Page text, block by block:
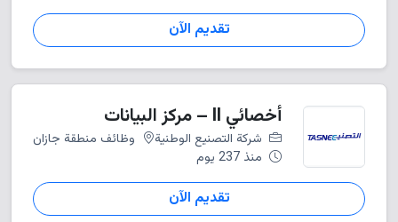
تقديم الآن
أخصائي II – مركز البيانات
شركة التصنيع الوطنية
وظائف منطقة جازان
منذ 237 يوم
تقديم الآن